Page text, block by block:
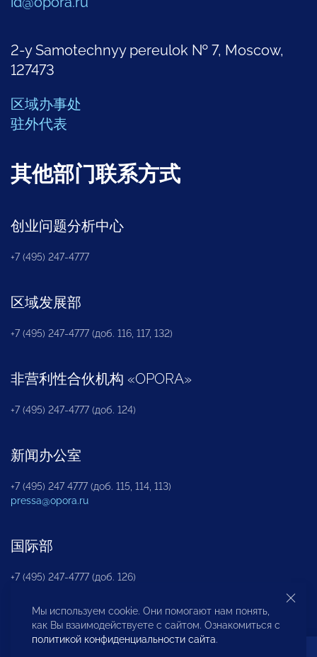
2-y Samotechnyy pereulok № 7, Moscow,
127473
区域办事处
驻外代表
其他部门联系方式
创业问题分析中心
+7 (495) 247-4777
区域发展部
+7 (495) 247-4777 (доб. 116, 117, 132)
非营利性合伙机构 «OPORA»
+7 (495) 247-4777 (доб. 124)
新闻办公室
+7 (495) 247 4777 (доб. 115, 114, 113)
pressa@opora.ru
国际部
+7 (495) 247-4777 (доб. 126)
商投权益保护部
Мы используем cookie. Они помогают нам понять,
как Вы взаимодействуете с сайтом. Ознакомиться с
политикой конфиденциальности сайта.